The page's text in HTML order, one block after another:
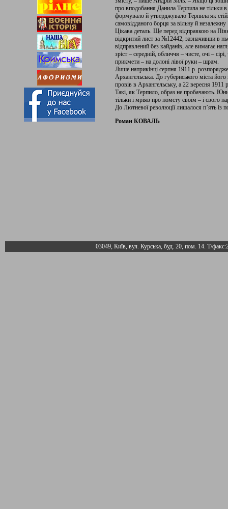
про вподобання Данила Терпила не тільки
формувало й утверджувало Терпила як
самовідданого борця за вільну й незалежну
Цікава деталь. Ще перед відправкою на
відкритий лист за №12442, зазначивши в
відправлений без кайданів, але вимагає
зріст – середній, обличчя – чисте, очі –
прикмети – на долоні лівої руки – шрам.
Лише наприкінці серпня 1911 р.
Архангельська. До губернського міста
провів в Архангельську, а 22 вересня 1911
Такі, як Терпило, образ не пробачають.
тільки і мріяв про помсту своїм – і свого
До Лютневої революції лишалося п’ять із
Роман КОВАЛЬ
03049, Київ, вул. Курська, буд. 20, пом. 14. Т/